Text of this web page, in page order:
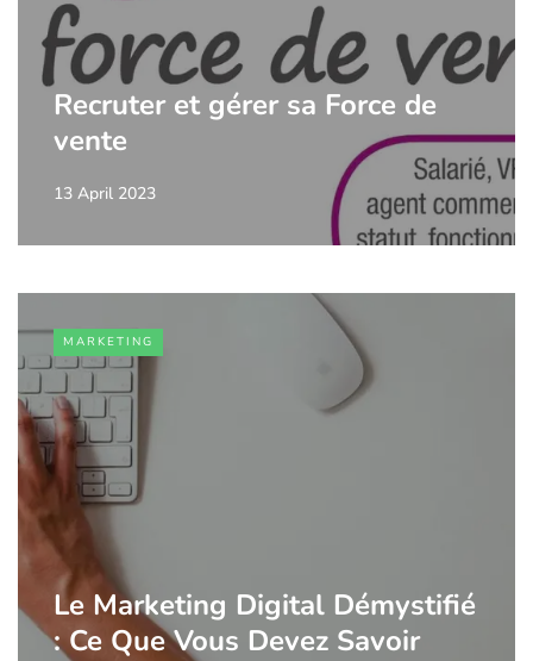
Recruter et gérer sa Force de
vente
13 April 2023
MARKETING
Le Marketing Digital Démystifié
: Ce Que Vous Devez Savoir